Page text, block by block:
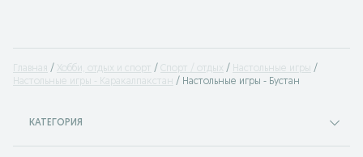
Главная Хобби, отдых и спорт Спорт / отдых
Настольные игры
Настольные игры - Каракалпакстан
Настольные игры - Бустан
КАТЕГОРИЯ